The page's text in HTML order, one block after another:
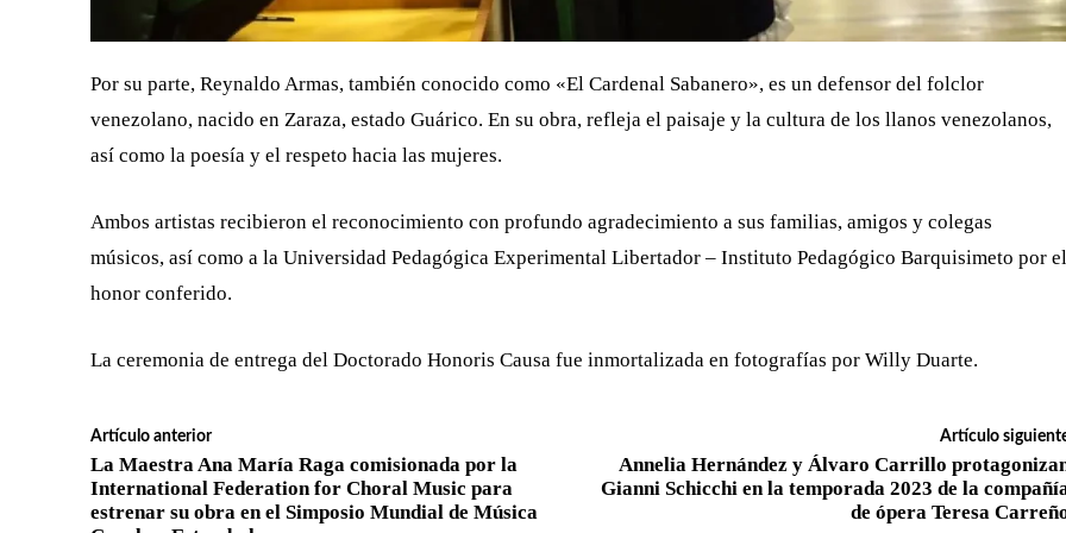
Por su parte, Reynaldo Armas, también conocido como «El Cardenal Sabanero», es un defensor del folclor
venezolano, nacido en Zaraza, estado Guárico. En su obra, refleja el paisaje y la cultura de los llanos venezolanos,
así como la poesía y el respeto hacia las mujeres.
Ambos artistas recibieron el reconocimiento con profundo agradecimiento a sus familias, amigos y colegas
músicos, así como a la Universidad Pedagógica Experimental Libertador – Instituto Pedagógico Barquisimeto por el
honor conferido.
La ceremonia de entrega del Doctorado Honoris Causa fue inmortalizada en fotografías por Willy Duarte.
Artículo anterior
La Maestra Ana María Raga comisionada por la
International Federation for Choral Music para
estrenar su obra en el Simposio Mundial de Música
Artículo
Annelia Hernández y Álvaro Carrillo
Gianni Schicchi en la temporada 2023 de la
de ópera Teresa